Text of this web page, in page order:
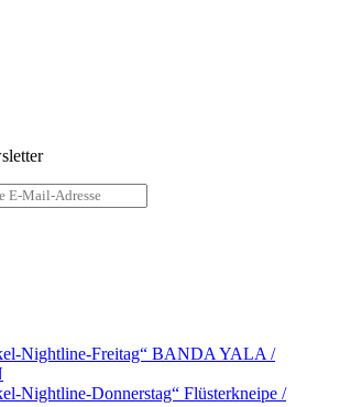
Nightline-Freitag“ BANDA YALA /
Nightline-Donnerstag“ Flüsterkneipe /